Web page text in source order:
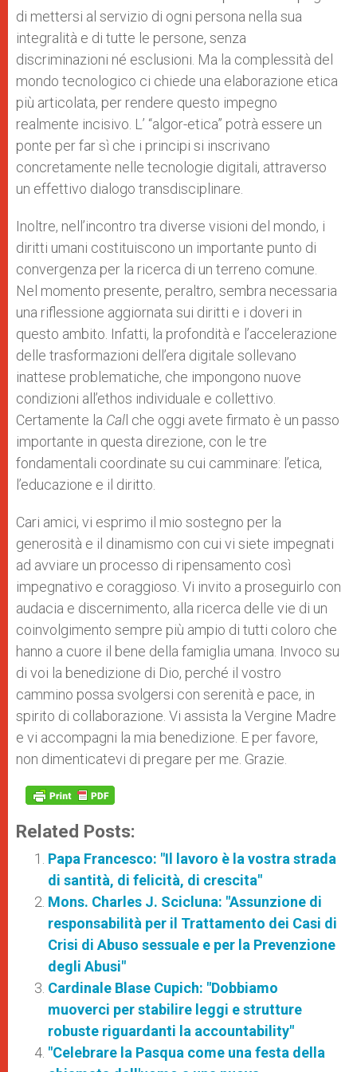
di mettersi al servizio di ogni persona nella sua
integralità e di tutte le persone, senza
discriminazioni né esclusioni. Ma la complessità del
mondo tecnologico ci chiede una elaborazione etica
più articolata, per rendere questo impegno
realmente incisivo. L’ “algor-etica” potrà essere un
ponte per far sì che i principi si inscrivano
concretamente nelle tecnologie digitali, attraverso
un effettivo dialogo transdisciplinare.
Inoltre, nell’incontro tra diverse visioni del mondo, i
diritti umani costituiscono un importante punto di
convergenza per la ricerca di un terreno comune.
Nel momento presente, peraltro, sembra necessaria
una riflessione aggiornata sui diritti e i doveri in
questo ambito. Infatti, la profondità e l’accelerazione
delle trasformazioni dell’era digitale sollevano
inattese problematiche, che impongono nuove
condizioni all’ethos individuale e collettivo.
Certamente la Cal l che oggi avete firmato è un passo
importante in questa direzione, con le tre
fondamentali coordinate su cui camminare: l’etica,
l’educazione e il diritto.
Cari amici, vi esprimo il mio sostegno per la
generosità e il dinamismo con cui vi siete impegnati
ad avviare un processo di ripensamento così
impegnativo e coraggioso. Vi invito a proseguirlo con
audacia e discernimento, alla ricerca delle vie di un
coinvolgimento sempre più ampio di tutti coloro che
hanno a cuore il bene della famiglia umana. Invoco su
di voi la benedizione di Dio, perché il vostro
cammino possa svolgersi con serenità e pace, in
spirito di collaborazione. Vi assista la Vergine Madre
e vi accompagni la mia benedizione. E per favore,
non dimenticatevi di pregare per me. Grazie.
Related Posts:
Papa Francesco: "Il lavoro è la vostra strada
di santità, di felicità, di crescita"
Mons. Charles J. Scicluna: "Assunzione di
responsabilità per il Trattamento dei Casi di
Crisi di Abuso sessuale e per la Prevenzione
degli Abusi"
Cardinale Blase Cupich: "Dobbiamo
muoverci per stabilire leggi e strutture
robuste riguardanti la accountability"
"Celebrare la Pasqua come una festa della